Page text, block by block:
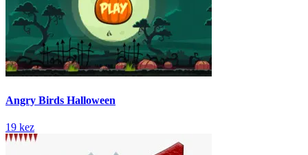
Angry Birds Halloween
19 kez